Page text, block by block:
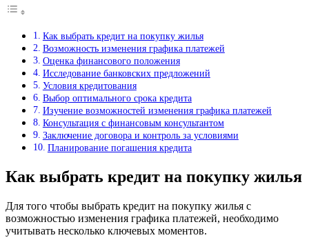
Как выбрать кредит на покупку жилья
Возможность изменения графика платежей
Оценка финансового положения
Исследование банковских предложений
Условия кредитования
Выбор оптимального срока кредита
Изучение возможностей изменения графика платежей
Консультация с финансовым консультантом
Заключение договора и контроль за условиями
Планирование погашения кредита
Как выбрать кредит на покупку жилья
Для того чтобы выбрать кредит на покупку жилья с
возможностью изменения графика платежей, необходимо
учитывать несколько ключевых моментов.